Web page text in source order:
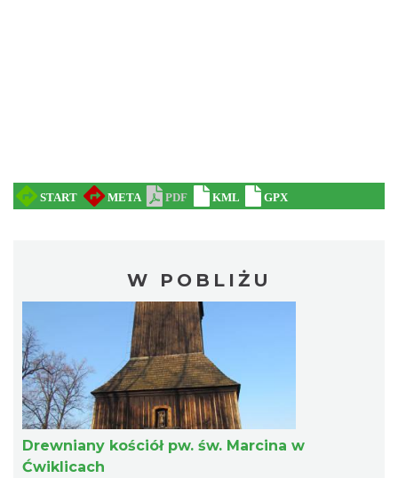
W POBLIŻU
Drewniany kościół pw. św. Marcina w
Ćwiklicach